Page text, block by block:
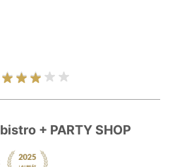
+ PARTY SHOP